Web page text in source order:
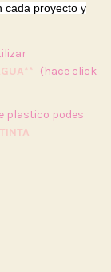
cada proyecto y
(hace click
plastico podes